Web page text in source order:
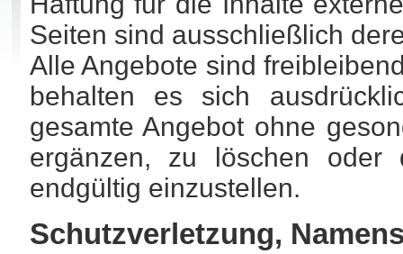
Seiten sind ausschließlich
Alle Angebote sind
behalten es sich
gesamte Angebot ohne
ergänzen, zu löschen oder
endgültig einzustellen.
Schutzverletzung,